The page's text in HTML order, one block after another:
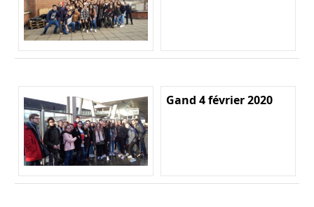
Gand 4 février 2020